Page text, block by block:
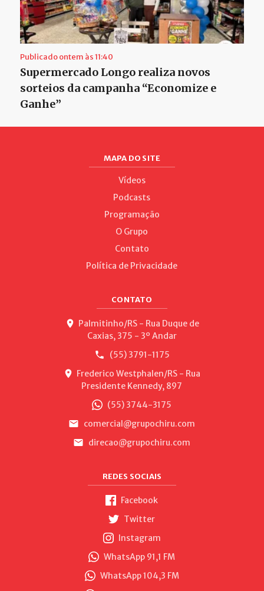
Publicado ontem às 11:40
Supermercado Longo realiza novos
sorteios da campanha “Economize e
Ganhe”
MAPA DO SITE
Vídeos
Podcasts
Programação
O Grupo
Contato
Política de Privacidade
CONTATO
Palmitinho/RS - Rua Duque de
Caxias, 375 - 3º Andar
(55) 3791-1175
Frederico Westphalen/RS - Rua
Presidente Kennedy, 897
(55) 3744-3175
comercial@grupochiru.com
direcao@grupochiru.com
REDES SOCIAIS
Facebook
Twitter
Instagram
WhatsApp 91,1 FM
WhatsApp 104,3 FM